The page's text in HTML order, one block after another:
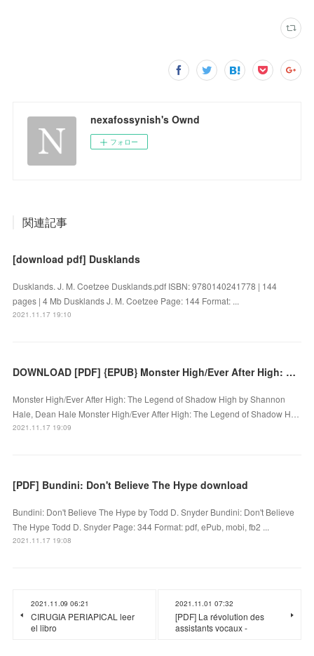
nexafossynish's Ownd
フォロー
関連記事
[download pdf] Dusklands
Dusklands. J. M. Coetzee Dusklands.pdf ISBN: 9780140241778 | 144
pages | 4 Mb Dusklands J. M. Coetzee Page: 144 Format: ...
2021.11.17 19:10
DOWNLOAD [PDF] {EPUB} Monster High/Ever After High: The Legend of Shadow High
Monster High/Ever After High: The Legend of Shadow High by Shannon
Hale, Dean Hale Monster High/Ever After High: The Legend of Shadow H…
2021.11.17 19:09
[PDF] Bundini: Don't Believe The Hype download
Bundini: Don't Believe The Hype by Todd D. Snyder Bundini: Don't Believe
The Hype Todd D. Snyder Page: 344 Format: pdf, ePub, mobi, fb2 ...
2021.11.17 19:08
2021.11.09 06:21
CIRUGIA PERIAPICAL leer
el libro
2021.11.01 07:32
[PDF] La révolution des
assistants vocaux -